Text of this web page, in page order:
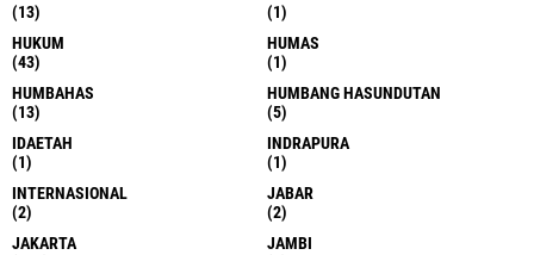
(13)
(1)
HUKUM
(43)
HUMAS
(1)
HUMBAHAS
(13)
HUMBANG HASUNDUTAN
(5)
IDAETAH
(1)
INDRAPURA
(1)
INTERNASIONAL
(2)
JABAR
(2)
JAKARTA
JAMBI